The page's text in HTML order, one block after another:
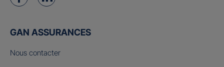
GAN ASSURANCES
Nous contacter